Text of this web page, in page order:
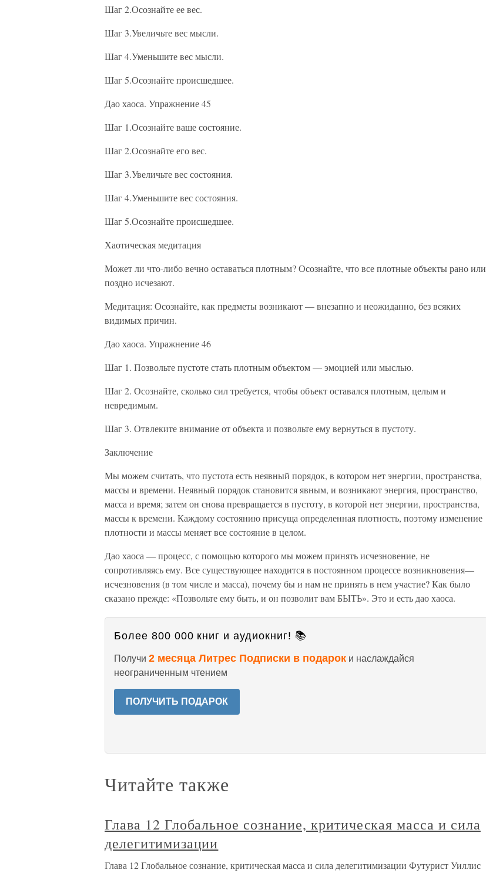
Шаг 2.Осознайте ее вес.
Шаг 3.Увеличьте вес мысли.
Шаг 4.Уменьшите вес мысли.
Шаг 5.Осознайте происшедшее.
Дао хаоса. Упражнение 45
Шаг 1.Осознайте ваше состояние.
Шаг 2.Осознайте его вес.
Шаг 3.Увеличьте вес состояния.
Шаг 4.Уменьшите вес состояния.
Шаг 5.Осознайте происшедшее.
Хаотическая медитация
Может ли что-либо вечно оставаться плотным? Осознайте, что все плотные объекты рано или
поздно исчезают.
Медитация: Осознайте, как предметы возникают — внезапно и неожиданно, без всяких
видимых причин.
Дао хаоса. Упражнение 46
Шаг 1. Позвольте пустоте стать плотным объектом — эмоцией или мыслью.
Шаг 2. Осознайте, сколько сил требуется, чтобы объект оставался плотным, целым и
невредимым.
Шаг 3. Отвлеките внимание от объекта и позвольте ему вернуться в пустоту.
Заключение
Мы можем считать, что пустота есть неявный порядок, в котором нет энергии, пространства,
массы и времени. Неявный порядок становится явным, и возникают энергия, пространство,
масса и время; затем он снова превращается в пустоту, в которой нет энергии, пространства,
массы к времени. Каждому состоянию присуща определенная плотность, поэтому изменение
плотности и массы меняет все состояние в целом.
Дао хаоса — процесс, с помощью которого мы можем принять исчезновение, не
сопротивляясь ему. Все существующее находится в постоянном процессе возникновения—
исчезновения (в том числе и масса), почему бы и нам не принять в нем участие? Как было
сказано прежде: «Позвольте ему быть, и он позволит вам БЫТЬ». Это и есть дао хаоса.
Более 800 000 книг и аудиокниг! 📚
Получи 2 месяца Литрес Подписки в подарок и наслаждайся
неограниченным чтением
ПОЛУЧИТЬ ПОДАРОК
Читайте также
Глава 12 Глобальное сознание, критическая масса и сила
делегитимизации
Глава 12 Глобальное сознание, критическая масса и сила делегитимизации Футурист Уиллис